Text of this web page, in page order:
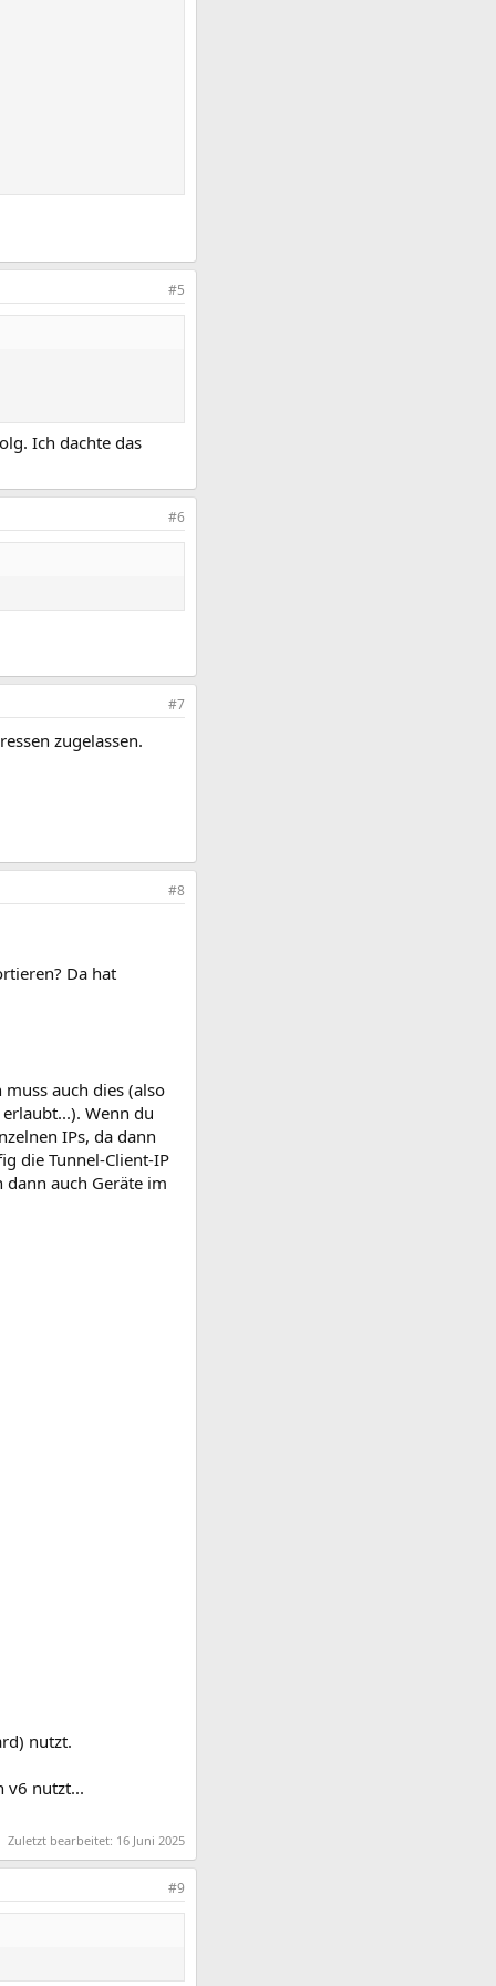
#5
Ich dachte das
#6
#7
zugelassen.
#8
Da hat
auch dies (also
Wenn du
IPs, da dann
die Tunnel-Client-IP
auch Geräte im
nutzt.
v6 nutzt...
Zuletzt bearbeitet: 16 Juni 2025
#9